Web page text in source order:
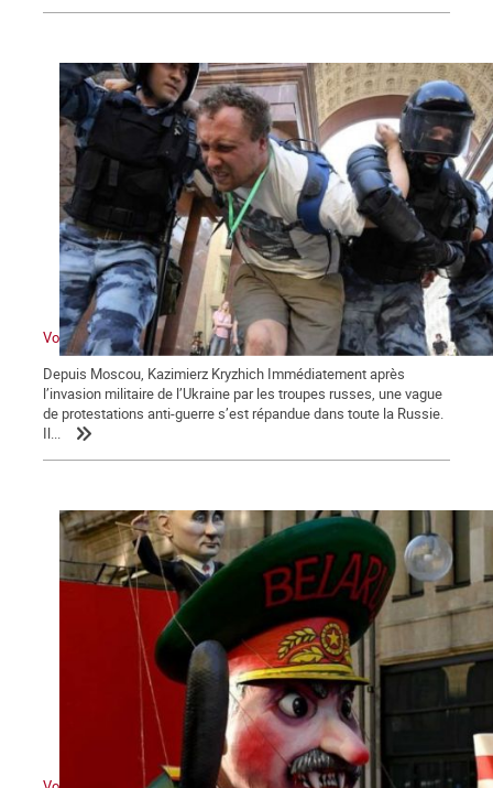
Voyage à Kiev VI : la Russie bâillonnée
Depuis Moscou, Kazimierz Kryzhich Immédiatement après
l’invasion militaire de l’Ukraine par les troupes russes, une vague
de protestations anti-guerre s’est répandue dans toute la Russie.
Il...